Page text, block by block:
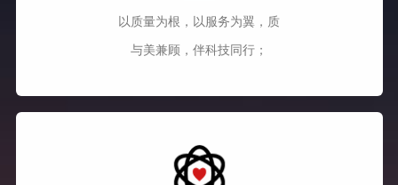
以质量为根，以服务为翼，质
与美兼顾，伴科技同行；